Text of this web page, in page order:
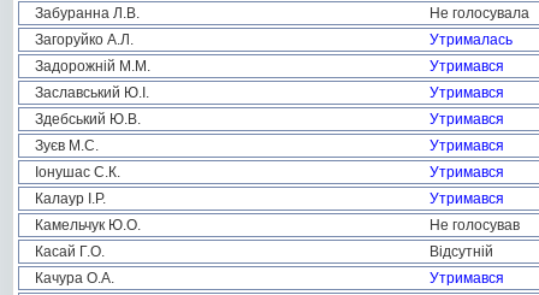
Забуранна Л.В.
Не голосувала
Загоруйко А.Л.
Утрималась
Задорожній М.М.
Утримався
Заславський Ю.І.
Утримався
Здебський Ю.В.
Утримався
Зуєв М.С.
Утримався
Іонушас С.К.
Утримався
Калаур І.Р.
Утримався
Камельчук Ю.О.
Не голосував
Касай Г.О.
Відсутній
Качура О.А.
Утримався